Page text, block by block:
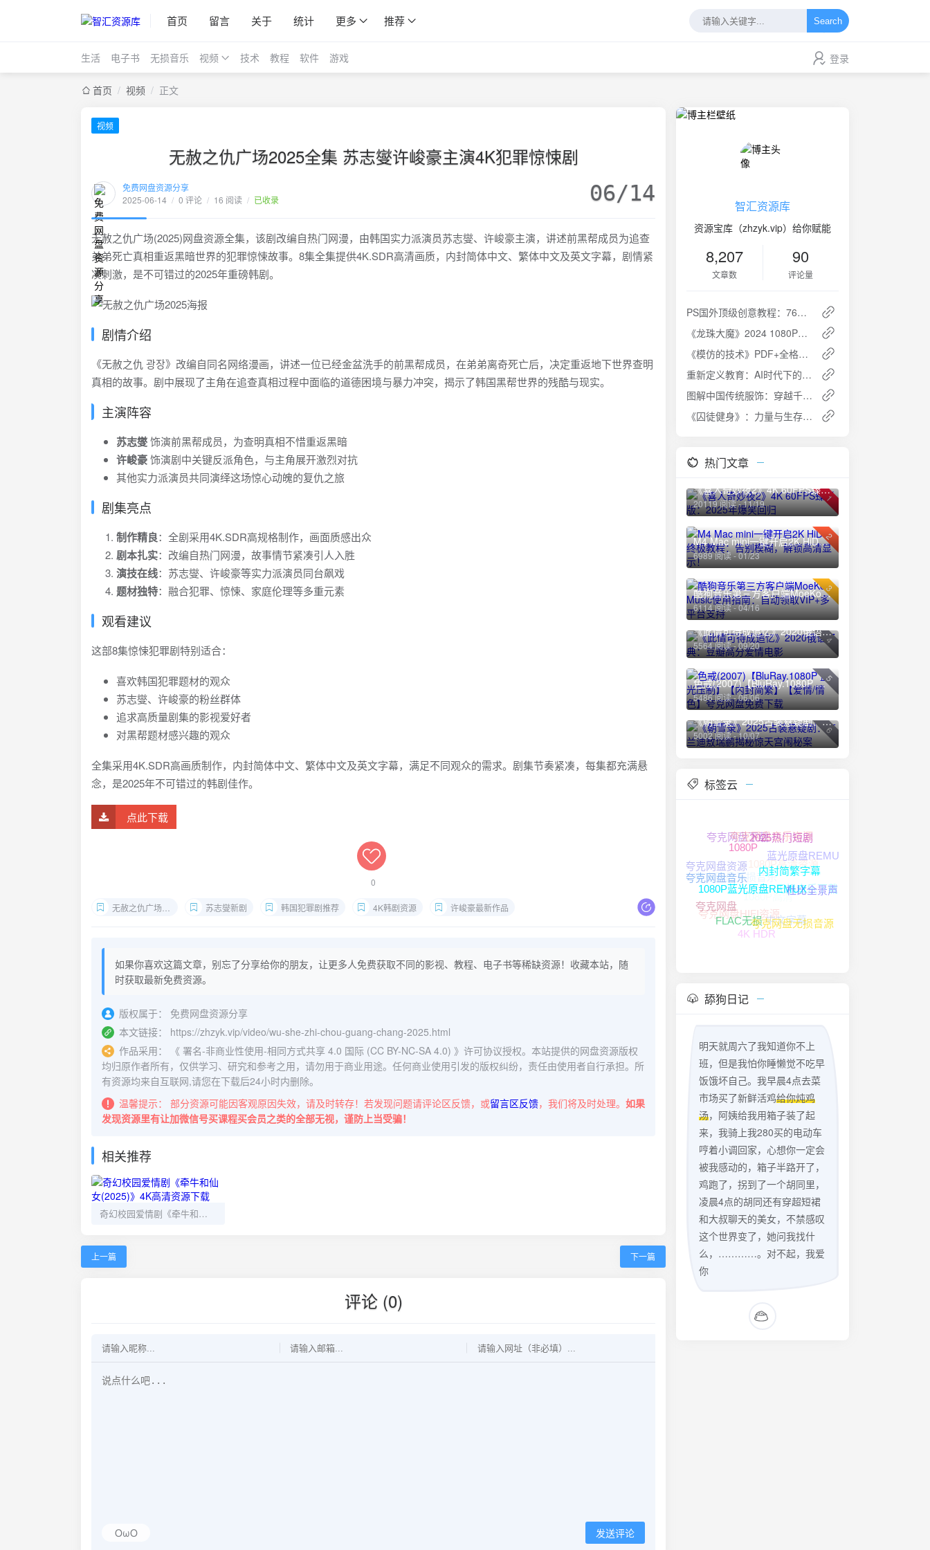
首页 留言 关于 统计 更多 推荐 Search
生活 电子书 无损音乐 视频 技术 教程 软件 游戏 登录
首页 / 视频 / 正文
视频
无赦之仇广场2025全集 苏志燮许峻豪主演4K犯罪惊悚剧
免费网盘资源分享
2025-06-14 / 0 评论 / 16 阅读 / 已收录 06/14
无赦之仇广场(2025)网盘资源全集，该剧改编自热门网漫，由韩国实力派演员苏志燮、许峻豪主演，讲述前黑帮成员为追查
弟弟死亡真相重返黑暗世界的犯罪惊悚故事。8集全集提供4K.SDR高清画质，内封简体中文、繁体中文及英文字幕，剧情紧
凑刺激，是不可错过的2025年重磅韩剧。
剧情介绍
《无赦之仇 광장》改编自同名网络漫画，讲述一位已经金盆洗手的前黑帮成员，在弟弟离奇死亡后，决定重返地下世界查明
真相的故事。剧中展现了主角在追查真相过程中面临的道德困境与暴力冲突，揭示了韩国黑帮世界的残酷与现实。
主演阵容
苏志燮饰演前黑帮成员，为查明真相不惜重返黑暗
许峻豪饰演剧中关键反派角色，与主角展开激烈对抗
其他实力派演员共同演绎这场惊心动魄的复仇之旅
剧集亮点
制作精良：全剧采用4K.SDR高规格制作，画面质感出众
剧本扎实：改编自热门网漫，故事情节紧凑引人入胜
演技在线：苏志燮、许峻豪等实力派演员同台飙戏
题材独特：融合犯罪、惊悚、家庭伦理等多重元素
观看建议
这部8集惊悚犯罪剧特别适合：
喜欢韩国犯罪题材的观众
苏志燮、许峻豪的粉丝群体
追求高质量剧集的影视爱好者
对黑帮题材感兴趣的观众
全集采用4K.SDR高画质制作，内封简体中文、繁体中文及英文字幕，满足不同观众的需求。剧集节奏紧凑，每集都充满悬
念，是2025年不可错过的韩剧佳作。
点此下载
0
无赦之仇广场2025下载 苏志燮新剧 韩国犯罪剧推荐 4K韩剧资源 许峻豪最新作品
如果你喜欢这篇文章，别忘了分享给你的朋友，让更多人免费获取不同的影视、教程、电子书等稀缺资源！收藏本站，随
时获取最新免费资源。
版权属于：
免费网盘资源分享
本文链接：
https://zhzyk.vip/video/wu-she-zhi-chou-guang-chang-2025.html
作品采用：
《 署名-非商业性使用-相同方式共享 4.0 国际 (CC BY-NC-SA 4.0) 》许可协议授权。本站提供的网盘资源版权
均归原作者所有，仅供学习、研究和参考之用，请勿用于商业用途。任何商业使用引发的版权纠纷，责任由使用者自行承担。所
有资源均来自互联网,请您在下载后24小时内删除。
温馨提示：
部分资源可能因客观原因失效，请及时转存！若发现问题请评论区反馈，或留言区反馈，我们将及时处理。 如果
发现资源里有让加微信号买课程买会员之类的全部无视，谨防上当受骗！
相关推荐
奇幻校园爱情剧《牵牛和仙女(2025)》4K高清资源下载
上一篇 下一篇
评论 (0)
OωO 发送评论
智汇资源库
资源宝库（zhzyk.vip）给你赋能
8,207
文章数
90
评论量
PS国外顶级创意教程：76课完结，质感拉满，脑洞大开！
《龙珠大魔》2024 1080P高清资源
《模仿的技术》PDF+全格式下载：企业如何从模仿走向创新？🚀
重新定义教育：AI时代下的科学养育指南（共6册）[PDF]
图解中国传统服饰：穿越千年的华服之美 [PDF]
《囚徒健身》：力量与生存的终极指南
热门文章
1
《喜人奇妙夜2》4K 60FPS臻彩版：2025年爆笑回归
20119 阅读 - 11/19
2
M4 Mac mini一键开启2K HiDPI终极教程：告别模糊，解锁高清显示！
6989 阅读 - 01/23
3
酷狗音乐第三方客户端MoeKoe Music使用指南：自动领取VIP+多平台支持
6114 阅读 - 04/16
4
《此情可待成追忆》2020俄语经典：豆瓣高分爱情电影
5564 阅读 - 09/20
5
色戒(2007)【BluRay.1080P 蓝光压制】【内封简繁】【爱情/情色】夸克网盘免费下载
5486 阅读 - 06/06
6
《朝雪录》2025古装悬疑剧：李兰迪敖瑞鹏揭秘惊天宫闱秘案
5002 阅读 - 10/07
标签云
夸克网盘无损音乐
夸克网盘资源
夸克网盘下载
夸克网盘音乐资源
1080P高清资源
1080P高清
夸克网盘HIFI资源
夸克网盘
夸克网盘音乐
1080P
2025热门短剧
蓝光原盘REMUX
无损音乐下载
中文字幕
4K HDR
FLAC无损
1080P蓝光原盘REMUX
内封简繁字幕
杜比全景声
夸克网盘无损音源
舔狗日记
明天就周六了我知道你不上
班，但是我怕你睡懒觉不吃早
饭饿坏自己。我早晨4点去菜
市场买了新鲜活鸡给你炖鸡
汤，阿姨给我用箱子装了起
来，我骑上我280买的电动车
哼着小调回家，心想你一定会
被我感动的，箱子半路开了，
鸡跑了，拐到了一个胡同里，
凌晨4点的胡同还有穿超短裙
和大叔聊天的美女，不禁感叹
这个世界变了，她问我找什
么，…………。对不起，我爱
你